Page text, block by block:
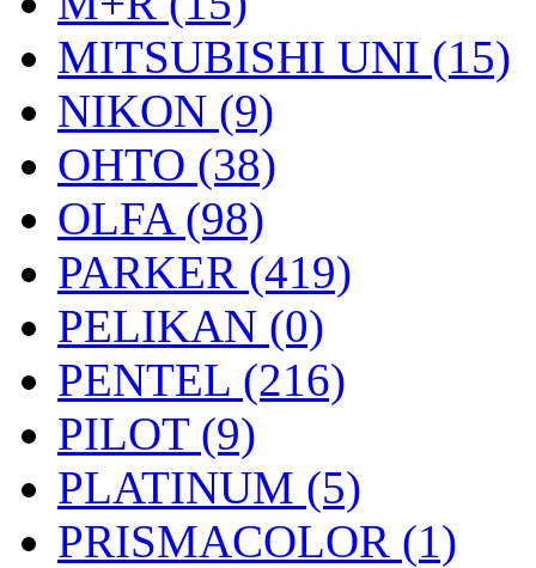
MITSUBISHI UNI (15)
NIKON (9)
OHTO (38)
OLFA (98)
PARKER (419)
PELIKAN (0)
PENTEL (216)
PILOT (9)
PLATINUM (5)
PRISMACOLOR (1)